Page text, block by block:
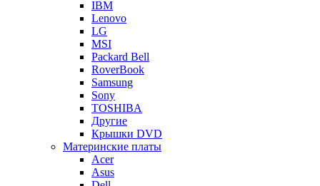
IBM
Lenovo
LG
MSI
Packard Bell
RoverBook
Samsung
Sony
TOSHIBA
Другие
Крышки DVD
Материнские платы
Acer
Asus